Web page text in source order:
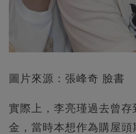
圖片來源：張峰奇 臉書
實際上，李亮瑾過去曾存
金，當時本想作為購屋頭